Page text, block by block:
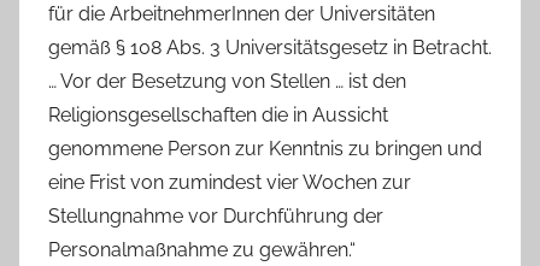
für die ArbeitnehmerInnen der Universitäten
gemäß § 108 Abs. 3 Universitätsgesetz in Betracht.
… Vor der Besetzung von Stellen … ist den
Religionsgesellschaften die in Aussicht
genommene Person zur Kenntnis zu bringen und
eine Frist von zumindest vier Wochen zur
Stellungnahme vor Durchführung der
Personalmaßnahme zu gewähren.“